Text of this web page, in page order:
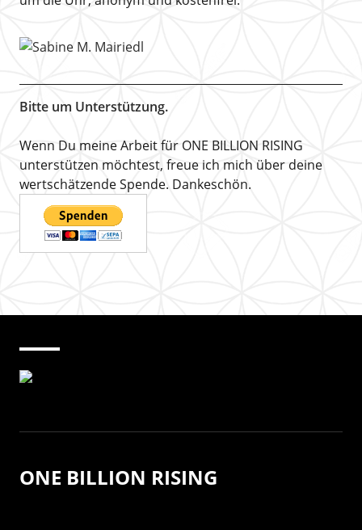
Bitte um Unterstützung.
Wenn Du meine Arbeit für ONE BILLION RISING
unterstützen möchtest, freue ich mich über deine
wertschätzende Spende. Dankeschön.
ONE BILLION RISING